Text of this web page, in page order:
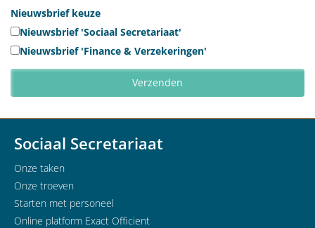
Nieuwsbrief keuze
Nieuwsbrief 'Sociaal Secretariaat'
Nieuwsbrief 'Finance & Verzekeringen'
Sociaal Secretariaat
Onze taken
Onze troeven
Starten met personeel
Online platform Exact Officient